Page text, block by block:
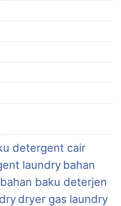
detergent cair
laundry bahan
bahan baku deterjen
dryer gas laundry